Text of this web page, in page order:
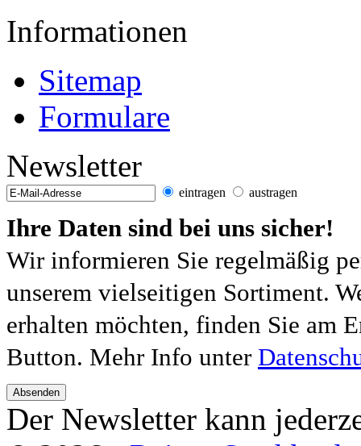
Informationen
Sitemap
Formulare
Newsletter
eintragen austragen
Ihre Daten sind bei uns sicher!
Wir informieren Sie regelmäßig
unserem vielseitigen Sortiment.
erhalten möchten, finden Sie am
Button. Mehr Info unter
Absenden
Der Newsletter kann